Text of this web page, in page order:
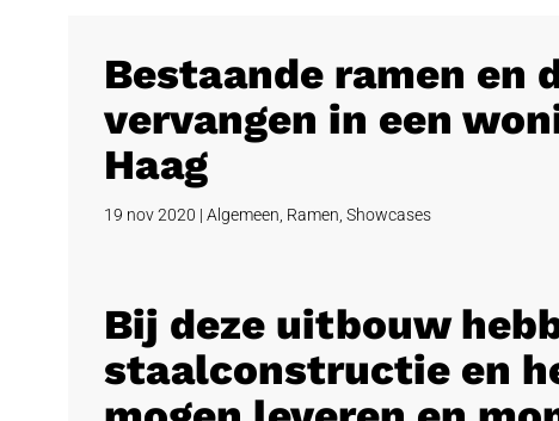
Bestaande ramen en
vervangen in een
Haag
19 nov 2020 | Algemeen Ramen Showcases
Bij deze uitbouw
staalconstructie en